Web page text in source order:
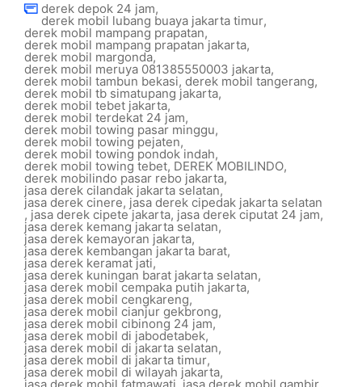
derek depok 24 jam,
derek mobil lubang buaya jakarta timur,
derek mobil mampang prapatan,
derek mobil mampang prapatan jakarta,
derek mobil margonda,
derek mobil meruya 081385550003 jakarta,
derek mobil tambun bekasi, derek mobil tangerang,
derek mobil tb simatupang jakarta,
derek mobil tebet jakarta,
derek mobil terdekat 24 jam,
derek mobil towing pasar minggu,
derek mobil towing pejaten,
derek mobil towing pondok indah,
derek mobil towing tebet, DEREK MOBILINDO,
derek mobilindo pasar rebo jakarta,
jasa derek cilandak jakarta selatan,
jasa derek cinere, jasa derek cipedak jakarta selatan
, jasa derek cipete jakarta, jasa derek ciputat 24 jam,
jasa derek kemang jakarta selatan,
jasa derek kemayoran jakarta,
jasa derek kembangan jakarta barat,
jasa derek keramat jati,
jasa derek kuningan barat jakarta selatan,
jasa derek mobil cempaka putih jakarta,
jasa derek mobil cengkareng,
jasa derek mobil cianjur gekbrong,
jasa derek mobil cibinong 24 jam,
jasa derek mobil di jabodetabek,
jasa derek mobil di jakarta selatan,
jasa derek mobil di jakarta timur,
jasa derek mobil di wilayah jakarta,